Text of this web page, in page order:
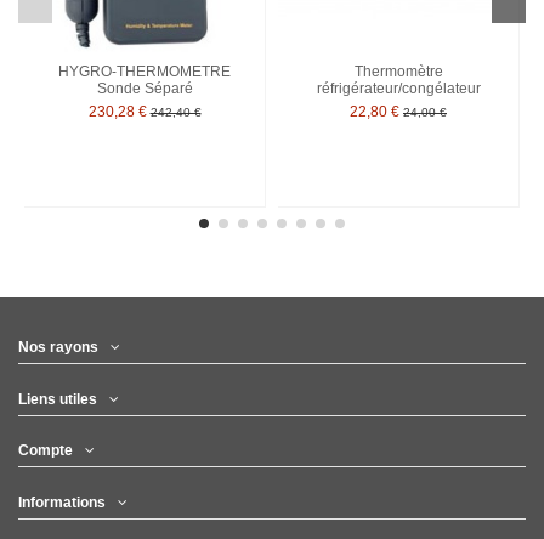
HYGRO-THERMOMETRE
Sonde Séparé
230,28 € 242,40 €
Thermomètre
réfrigérateur/congélateur
22,80 € 24,00 €
Nos rayons
Liens utiles
Compte
Informations